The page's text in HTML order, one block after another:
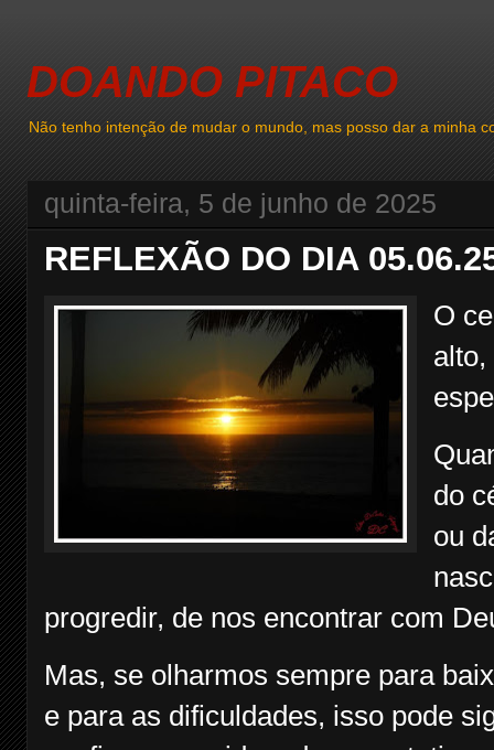
DOANDO PITACO
Não tenho intenção de mudar o mundo, mas posso dar a minha
quinta-feira, 5 de junho de 2025
REFLEXÃO DO DIA
O
do
ou
progredir, de nos encontrar com
Mas, se olharmos sempre para
e para as dificuldades, isso pode